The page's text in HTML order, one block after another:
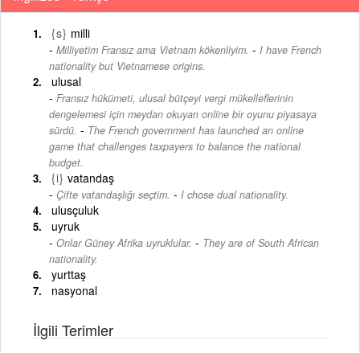
{s} milli
Milliyetim Fransız ama Vietnam kökenliyim. - I have French
nationality but Vietnamese origins.
ulusal
Fransız hükümeti, ulusal bütçeyi vergi mükelleflerinin
dengelemesi için meydan okuyan online bir oyunu piyasaya
sürdü. - The French government has launched an online
game that challenges taxpayers to balance the national
budget.
{i} vatandaş
Çifte vatandaşlığı seçtim. - I chose dual nationality.
ulusçuluk
uyruk
Onlar Güney Afrika uyruklular. - They are of South African
nationality.
yurttaş
nasyonal
İlgili Terimler